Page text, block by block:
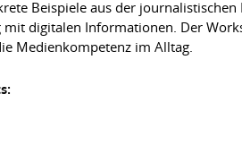
Beispiele aus der
digitalen Informationen. Der
Medienkompetenz im Alltag.